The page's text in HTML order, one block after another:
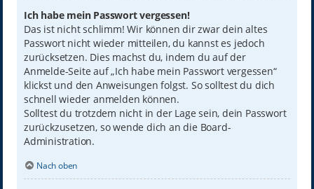
Ich habe mein Passwort vergessen!
Das ist nicht schlimm! Wir können dir zwar dein altes
Passwort nicht wieder mitteilen, du kannst es jedoch
zurücksetzen. Dies machst du, indem du auf der
Anmelde-Seite auf „Ich habe mein Passwort vergessen“
klickst und den Anweisungen folgst. So solltest du dich
schnell wieder anmelden können.
Solltest du trotzdem nicht in der Lage sein, dein Passwort
zurückzusetzen, so wende dich an die Board-
Administration.
Nach oben